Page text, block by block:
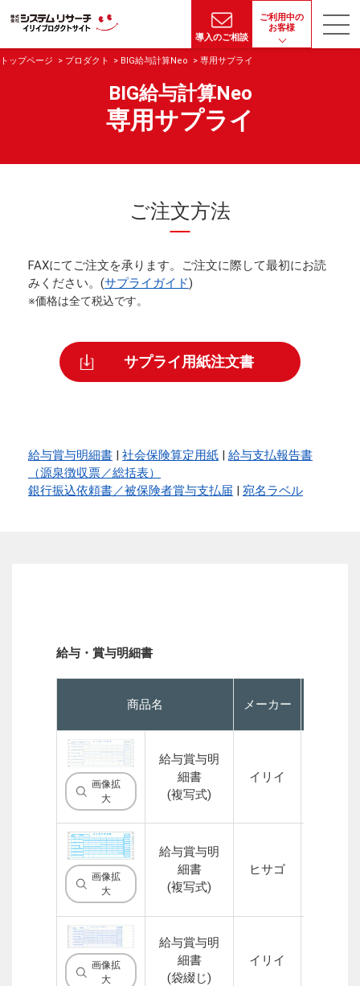
導入のご相談
ご利用中の
お客様
トップページ プロダクト BIG給与計算Neo 専用サプライ
BIG給与計算Neo
専用サプライ
ご注文方法
FAXにてご注文を承ります。ご注文に際して最初にお読
みください。(サプライガイド)
※価格は全て税込です。
サプライ用紙注文書
給与賞与明細書 | 社会保険算定用紙 | 給与支払報告書
（源泉徴収票／総括表）
銀行振込依頼書／被保険者賞与支払届 | 宛名ラベル
給与・賞与明細書
商品名 メーカー
画像拡
大
給与賞与明
細書
(複写式)
イリイ
画像拡
大
給与賞与明
細書
(複写式)
ヒサゴ
画像拡
大
給与賞与明
細書
(袋綴じ)
イリイ